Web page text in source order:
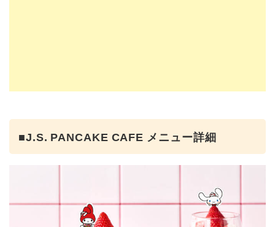
■J.S. PANCAKE CAFE メニュー詳細